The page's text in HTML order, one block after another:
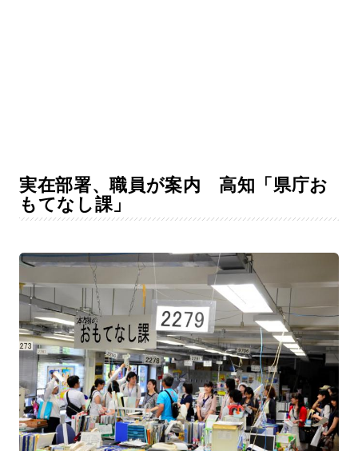
実在部署、職員が案内 高知「県庁お
もてなし課」